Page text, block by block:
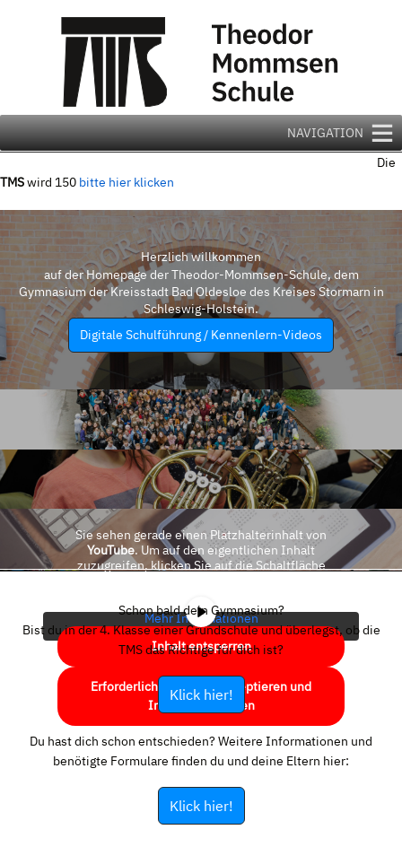
NAVIGATION
Die
TMSwird 150 bitte hier klicken
Herzlich willkommen
auf der Homepage der Theodor-Mommsen-Schule, dem
Gymnasium der Kreisstadt Bad Oldesloe des Kreises Stormarn in
Schleswig-Holstein.
Digitale Schulführung / Kennenlern-Videos
Sie sehen gerade einen Platzhalterinhalt von
YouTube. Um auf den eigentlichen Inhalt
zuzugreifen, klicken Sie auf die Schaltfläche
Mehr Informationen
Inhalt entsperren
Erforderlichen Service akzeptieren und
Inhalte entsperren
Schon bald dein Gymnasium?
Bist du in der 4. Klasse einer Grundschule und überlegst, ob die
TMS das Richtige für dich ist?
Klick hier!
Du hast dich schon entschieden? Weitere Informationen und
benötigte Formulare finden du und deine Eltern hier:
Klick hier!